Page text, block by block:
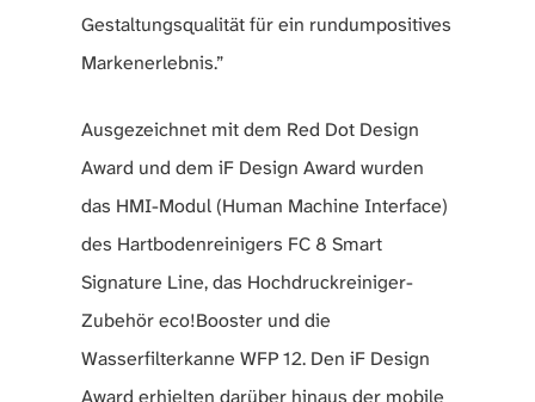
Gestaltungsqualität für ein rundumpositives
Markenerlebnis.”
Ausgezeichnet mit dem Red Dot Design
Award und dem iF Design Award wurden
das HMI-Modul (Human Machine Interface)
des Hartbodenreinigers FC 8 Smart
Signature Line, das Hochdruckreiniger-
Zubehör eco!Booster und die
Wasserfilterkanne WFP 12. Den iF Design
Award erhielten darüber hinaus der mobile